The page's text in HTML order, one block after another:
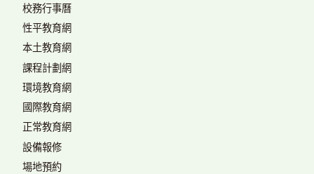
校務行事曆
性平教育網
本土教育網
課程計劃網
環境教育網
國際教育網
正常教育網
設備報修
場地預約